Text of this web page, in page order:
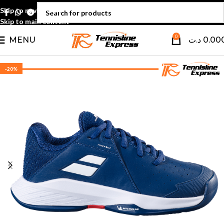
Skip to navigation
Skip to main content
MENU 0 د.ت
-20%